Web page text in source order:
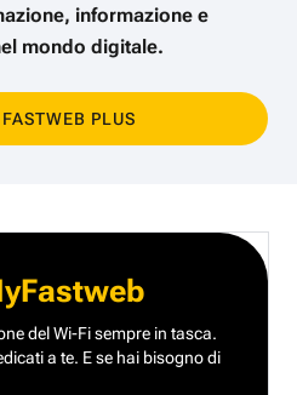
informazione e
mondo digitale.
PLUS
del Wi-Fi sempre in tasca.
a te. E se hai bisogno di